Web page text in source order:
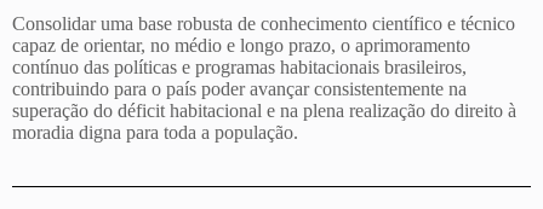
Consolidar uma base robusta de conhecimento científico e técnico
capaz de orientar, no médio e longo prazo, o aprimoramento
contínuo das políticas e programas habitacionais brasileiros,
contribuindo para o país poder avançar consistentemente na
superação do déficit habitacional e na plena realização do direito à
moradia digna para toda a população.